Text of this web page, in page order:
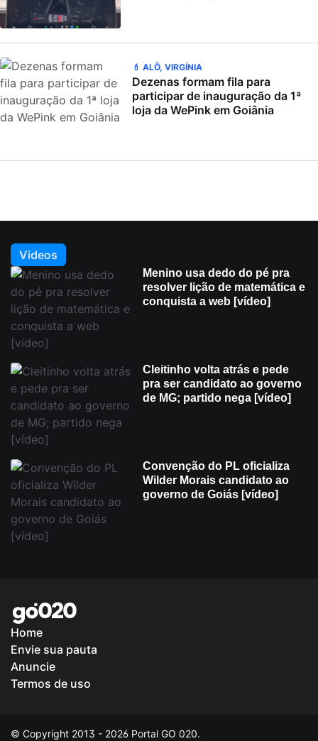
💄 ALÔ, VIRGÍNIA
Dezenas formam fila para
participar de inauguração da 1ª
loja da WePink em Goiânia
Videos
Menino usa dedo do pé pra
resolver lição de matemática e
conquista a web [vídeo]
Cleitinho volta atrás e pede
pra ser candidato ao governo
de MG; partido nega [vídeo]
Convenção do PL oficializa
Wilder Morais candidato ao
governo de Goiás [vídeo]
Home
Envie sua pauta
Anuncie
Termos de uso
© Copyright 2013 - 2026 Portal GO 020.